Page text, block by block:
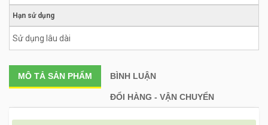
Hạn sử dụng
Sử dụng lâu dài
MÔ TẢ SẢN PHẨM BÌNH LUẬN
ĐỔI HÀNG - VẬN CHUYỂN